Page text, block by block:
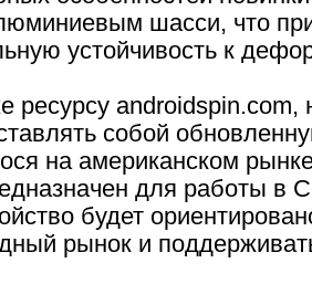
шасси, что
устойчивость к
ресурсу androidspin.com,
собой
на американском
для работы в
будет
рынок и